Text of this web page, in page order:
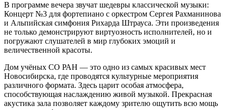
В программе вечера звучат шедевры классической музыки:
Концерт №3 для фортепиано с оркестром Сергея Рахманинова
и Альпийская симфония Рихарда Штрауса. Эти произведения
не только демонстрируют виртуозность исполнителей, но и
погружают слушателей в мир глубоких эмоций и
величественной красоты.
Дом учёных СО РАН — это одно из самых красивых мест
Новосибирска, где проводятся культурные мероприятия
различного формата. Здесь царит особая атмосфера,
способствующая наслаждению живой музыкой. Прекрасная
акустика зала позволяет каждому зрителю ощутить всю мощь